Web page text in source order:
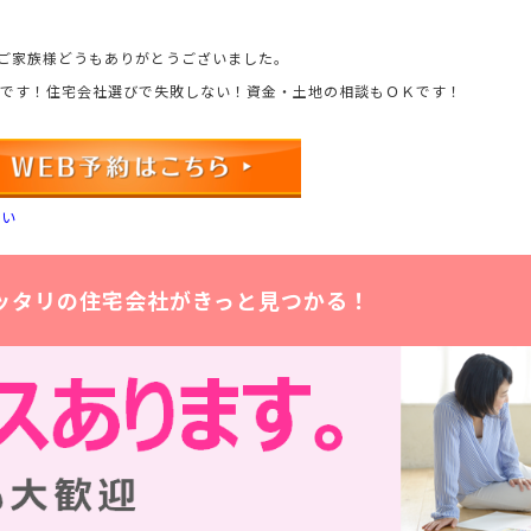
族様どうもありがとうございました。
！住宅会社選びで失敗しない！資金・土地の相談もＯＫです！
リの住宅会社がきっと見つかる！